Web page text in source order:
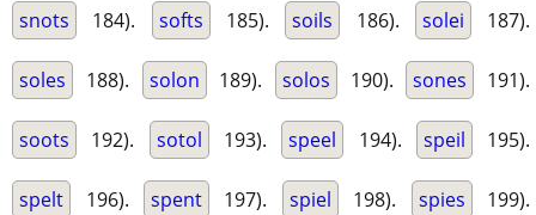
snots 184). softs 185). soils 186). solei 187).
soles 188). solon 189). solos 190). sones 191).
soots 192). sotol 193). speel 194). speil 195).
spelt 196). spent 197). spiel 198). spies 199).